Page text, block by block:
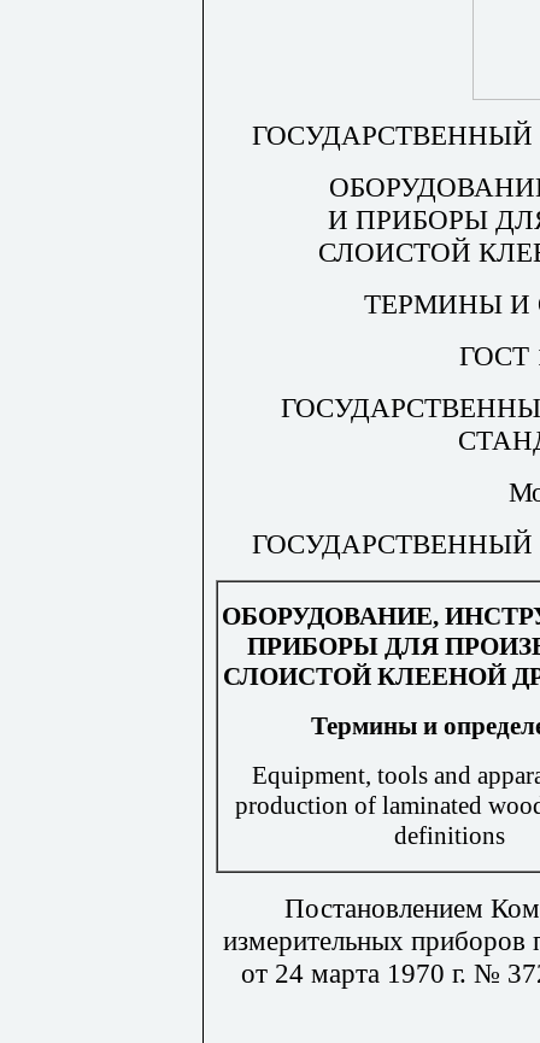
И ПРИБОРЫ
СЛОИСТОЙ
ТЕРМИНЫ И
ГОСТ
ОБОРУДОВАНИЕ,
ПРИБОРЫ ДЛЯ
СЛОИСТОЙ КЛЕЕНОЙ
Термины и
Equipment, tools and
production of laminated
definitions
Постановлением
измерительных
от 24 марта 1970 г. №